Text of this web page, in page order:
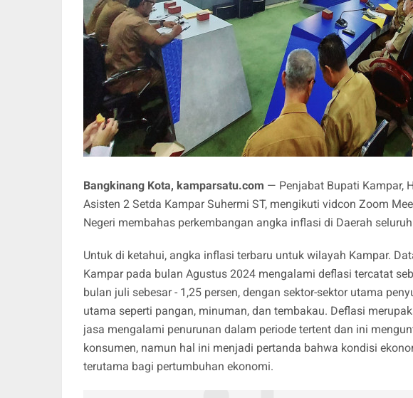
Bangkinang Kota, kamparsatu.com — Penjabat Bupati Kampar,
Asisten 2 Setda Kampar Suhermi ST, mengikuti vidcon Zoom
Negeri membahas perkembangan angka inflasi di Daerah
Untuk di ketahui, angka inflasi terbaru untuk wilayah Kampar.
Kampar pada bulan Agustus 2024 mengalami deflasi tercatat
bulan juli sebesar - 1,25 persen, dengan sektor-sektor utama
utama seperti pangan, minuman, dan tembakau. Deflasi
jasa mengalami penurunan dalam periode tertent dan ini
konsumen, namun hal ini menjadi pertanda bahwa kondisi
terutama bagi pertumbuhan ekonomi.